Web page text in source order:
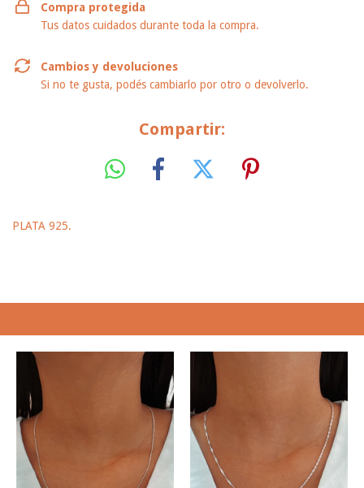
Compra protegida
Tus datos cuidados durante toda la compra.
Cambios y devoluciones
Si no te gusta, podés cambiarlo por otro o devolverlo.
Compartir:
PLATA 925.